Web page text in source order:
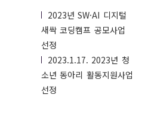
2023년 SW·AI 디지털
새싹 코딩캠프 공모사업
선정
2023.1.17. 2023년 청
소년 동아리 활동지원사업
선정